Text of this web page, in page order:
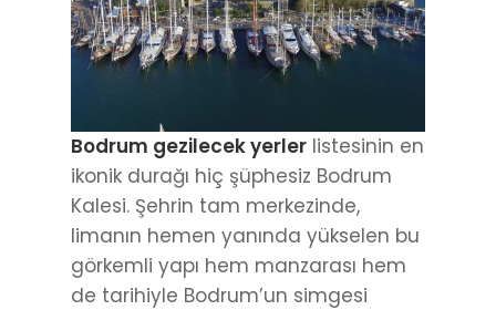
Bodrum gezilecek yerler listesinin en
ikonik durağı hiç şüphesiz Bodrum
Kalesi. Şehrin tam merkezinde,
limanın hemen yanında yükselen bu
görkemli yapı hem manzarası hem
de tarihiyle Bodrum’un simgesi